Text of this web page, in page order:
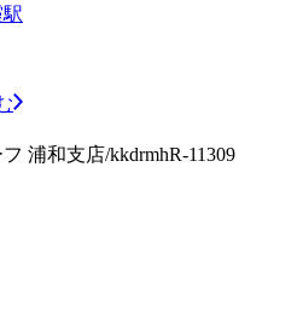
浦和支店/kkdrmhR-11309